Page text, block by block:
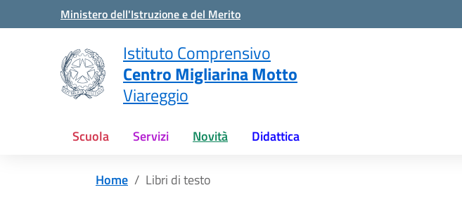
Vai ai contenuti
Vai al menu di navigazione
Ministero dell'Istruzione e del Merito
Istituto Comprensivo
Centro Migliarina Motto
Viareggio
Scuola Servizi Novità Didattica
Home Libri di testo